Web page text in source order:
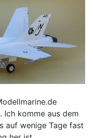
komme aus dem
auf wenige Tage fast